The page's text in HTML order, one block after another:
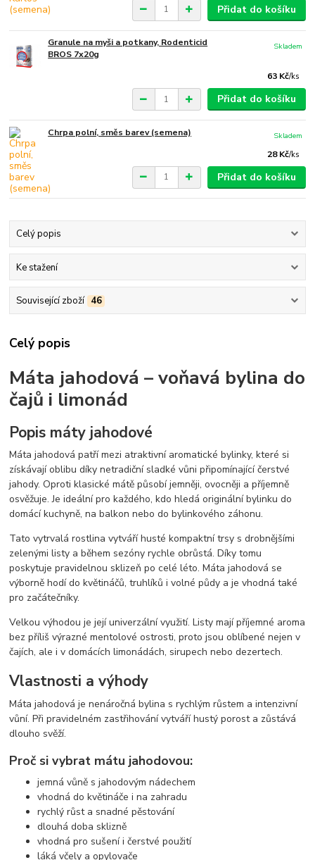
Přidat do košíku
Granule na myši a potkany, Rodenticid
BROS 7x20g
63 Kč/ks
Skladem
Přidat do košíku
Chrpa polní, směs barev (semena)
28 Kč/ks
Skladem
Přidat do košíku
Celý popis
Ke stažení
Související zboží 46
Celý popis
Máta jahodová – voňavá bylina do
čajů i limonád
Popis máty jahodové
Máta jahodová patří mezi atraktivní aromatické bylinky, které si
získávají oblibu díky netradiční sladké vůni připomínající čerstvé
jahody. Oproti klasické mátě působí jemněji, ovocněji a příjemně
osvěžuje. Je ideální pro každého, kdo hledá originální bylinku do
domácí kuchyně, na balkon nebo do bylinkového záhonu.
Tato vytrvalá rostlina vytváří husté kompaktní trsy s drobnějšími
zelenými listy a během sezóny rychle obrůstá. Díky tomu
poskytuje pravidelnou sklizeň po celé léto. Máta jahodová se
výborně hodí do květináčů, truhlíků i volné půdy a je vhodná také
pro začátečníky.
Velkou výhodou je její univerzální využití. Listy mají příjemné aroma
bez příliš výrazné mentolové ostrosti, proto jsou oblíbené nejen v
čajích, ale i v domácích limonádách, sirupech nebo dezertech.
Vlastnosti a výhody
Máta jahodová je nenáročná bylina s rychlým růstem a intenzivní
vůní. Při pravidelném zastřihování vytváří hustý porost a zůstává
dlouho svěží.
Proč si vybrat mátu jahodovou:
jemná vůně s jahodovým nádechem
vhodná do květináče i na zahradu
rychlý růst a snadné pěstování
dlouhá doba sklizně
vhodná pro sušení i čerstvé použití
láká včely a opylovače